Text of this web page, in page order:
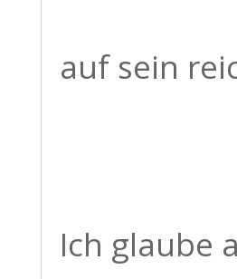
auf sein
Ich glaube